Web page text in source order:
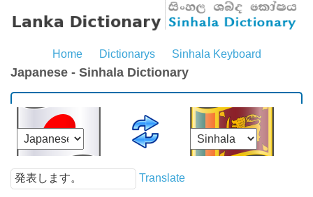
Home Dictionarys Sinhala Keyboard
Japanese - Sinhala Dictionary
Translate